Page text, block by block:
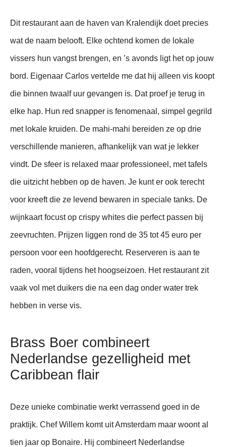
Dit restaurant aan de haven van Kralendijk doet precies
wat de naam belooft. Elke ochtend komen de lokale
vissers hun vangst brengen, en ’s avonds ligt het op jouw
bord. Eigenaar Carlos vertelde me dat hij alleen vis koopt
die binnen twaalf uur gevangen is. Dat proef je terug in
elke hap. Hun red snapper is fenomenaal, simpel gegrild
met lokale kruiden. De mahi-mahi bereiden ze op drie
verschillende manieren, afhankelijk van wat je lekker
vindt. De sfeer is relaxed maar professioneel, met tafels
die uitzicht hebben op de haven. Je kunt er ook terecht
voor kreeft die ze levend bewaren in speciale tanks. De
wijnkaart focust op crispy whites die perfect passen bij
zeevruchten. Prijzen liggen rond de 35 tot 45 euro per
persoon voor een hoofdgerecht. Reserveren is aan te
raden, vooral tijdens het hoogseizoen. Het restaurant zit
vaak vol met duikers die na een dag onder water trek
hebben in verse vis.
Brass Boer combineert
Nederlandse gezelligheid met
Caribbean flair
Deze unieke combinatie werkt verrassend goed in de
praktijk. Chef Willem komt uit Amsterdam maar woont al
tien jaar op Bonaire. Hij combineert Nederlandse